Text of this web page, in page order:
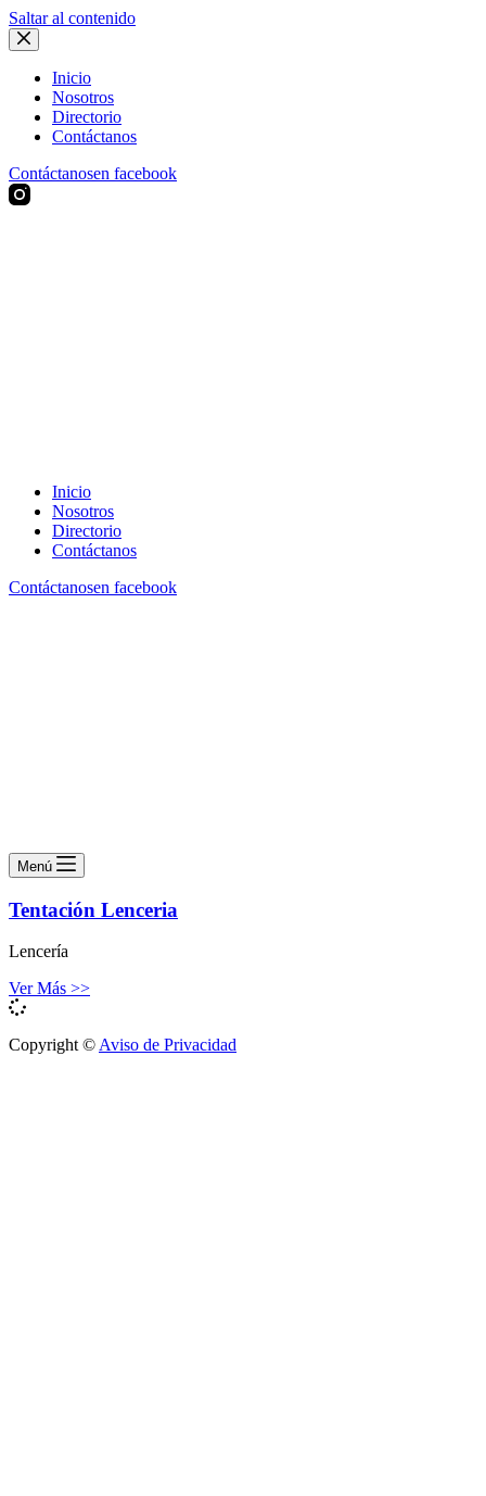
Saltar al contenido
Inicio
Nosotros
Directorio
Contáctanos
Contáctanosen facebook
Inicio
Nosotros
Directorio
Contáctanos
Contáctanosen facebook
Menú
Tentación Lenceria
Lencería
Ver Más >>
Copyright ©Aviso de Privacidad